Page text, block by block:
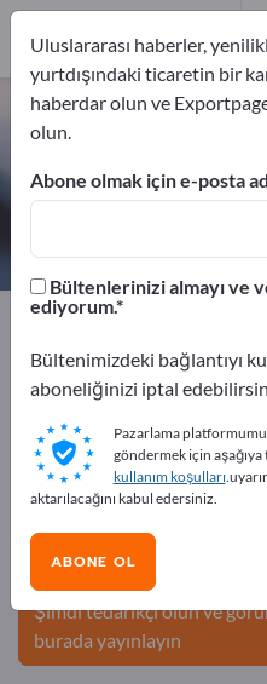
Yaðlayýcýlar –
Exportpages
Exportpages'te
verin!
İhtiyaçlar – Teklifler – İkinci
Bilgileri >> buradan
Şirketinizi ve
Exportpages'te
Şimdi tedarikçi olun ve
burada yayınlayın
Uluslararası haberler,
yurtdışındaki ticaretin bir
haberdar olun ve
olun.
Abone olmak için e-posta
Bültenlerinizi almayı ve
ediyorum.
Bültenimizdeki bağlantıyı
aboneliğinizi iptal
Pazarlama
göndermek için aşağıya
kullanım koşulları
aktarılacağını kabul edersiniz.
ABONE OL